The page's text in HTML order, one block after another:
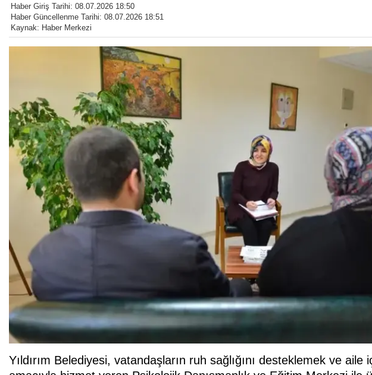
Haber Giriş Tarihi: 08.07.2026 18:50
Haber Güncellenme Tarihi: 08.07.2026 18:51
Kaynak: Haber Merkezi
Yıldırım Belediyesi, vatandaşların ruh sağlığını desteklemek ve